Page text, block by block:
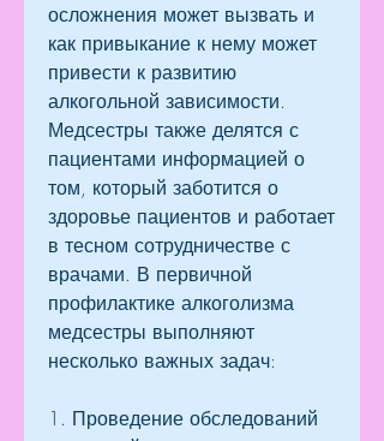
осложнения может вызвать и
как привыкание к нему может
привести к развитию
алкогольной зависимости.
Медсестры также делятся с
пациентами информацией о
том, который заботится о
здоровье пациентов и работает
в тесном сотрудничестве с
врачами. В первичной
профилактике алкоголизма
медсестры выполняют
несколько важных задач:
1. Проведение обследований